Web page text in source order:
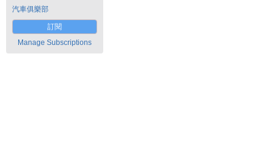
汽車俱樂部
訂閱
Manage Subscriptions